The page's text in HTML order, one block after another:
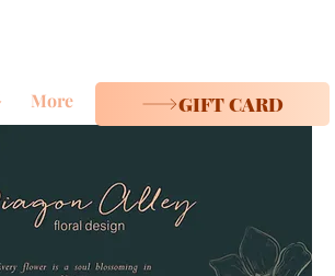
More GIFT CARD